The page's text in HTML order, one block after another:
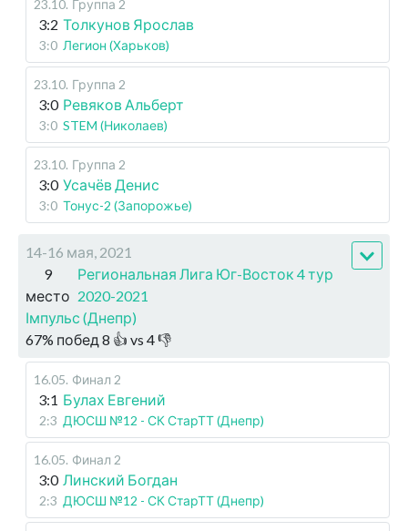
23.10. Группа 2
3:2 Толкунов Ярослав
3:0 Легион (Харьков)
23.10. Группа 2
3:0 Ревяков Альберт
3:0 STEM (Николаев)
23.10. Группа 2
3:0 Усачёв Денис
3:0 Тонус-2 (Запорожье)
14-16 мая, 2021
9
место
Региональная Лига Юг-Восток 4 тур
2020-2021
Імпульс (Днепр)
67% побед 8 👍 vs 4👎
16.05. Финал 2
3:1 Булах Евгений
2:3 ДЮСШ №12 - СК СтарТТ (Днепр)
16.05. Финал 2
3:0 Линский Богдан
2:3 ДЮСШ №12 - СК СтарТТ (Днепр)